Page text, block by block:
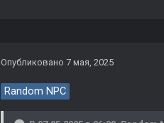
Опубликовано 7 мая, 2025
Random NPC